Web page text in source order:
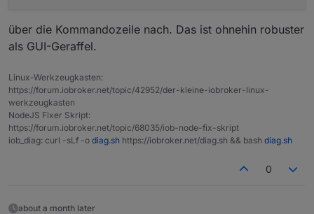
Umstieg auf den Rpi5 (noch) nicht wieder installiert)
Von daher scheint erstmal alles wieder ok zu sein.
über die Kommandozeile nach. Das ist ohnehin robuster
als GUI-Geraffel.
Linux-Werkzeugkasten:
https://forum.iobroker.net/topic/42952/der-kleine-iobroker-linux-
werkzeugkasten
NodeJS Fixer Skript:
https://forum.iobroker.net/topic/68035/iob-node-fix-skript
iob_diag: curl -sLf -o diag.sh https://iobroker.net/diag.sh && bash diag.sh
0
about a month later